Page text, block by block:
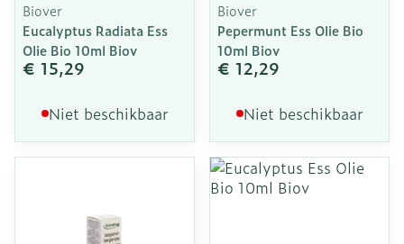
Biover
Eucalyptus Radiata Ess
Olie Bio 10ml Biov
€ 15,29
Niet beschikbaar
Biover
Pepermunt Ess Olie Bio
10ml Biov
€ 12,29
Niet beschikbaar